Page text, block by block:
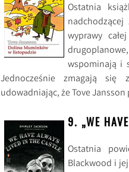
Ostatnia
wyprawy
wspominają i
Jednocześnie zmagają
udowadniając, że Tove Jansson
9. „WE
Ostatnia
Blackwood i